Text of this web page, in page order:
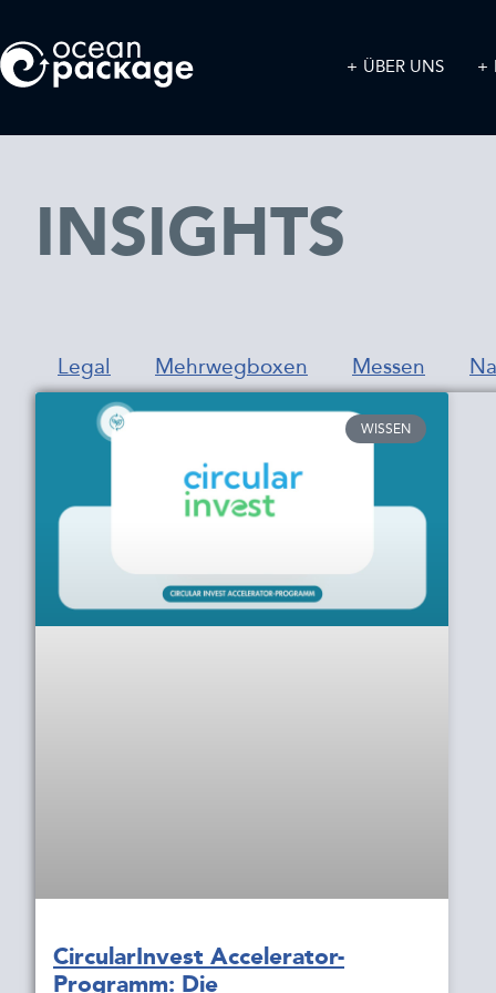
ÜBER UNS
INSIGHTS
Legal Mehrwegboxen Messen
WISSEN
CircularInvest Accelerator-
Programm: Die